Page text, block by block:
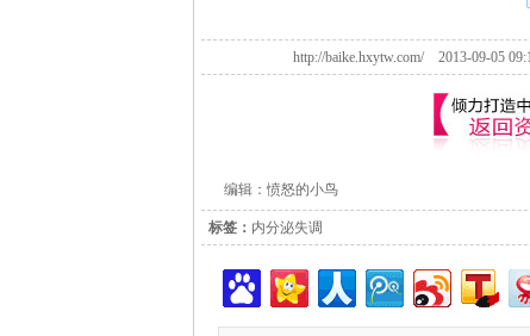
http://baike.hxytw.com/ 2013-09-05
编辑：愤怒的小鸟
标签： 内分泌失调